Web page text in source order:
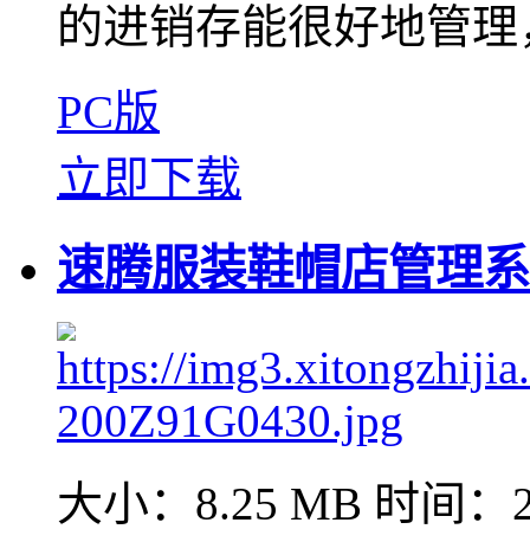
的进销存能很好地管
PC版
立即下载
速腾服装鞋帽店管理
大小：8.25 MB 时间：